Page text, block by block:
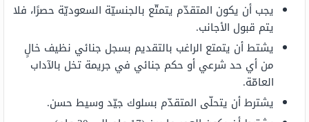
يجب أن يكون المتقدّم يتمتّع بالجنسيّة السعوديّة حصرًا، فلا
يتم قبول الأجانب.
يشتط أن يتمتع الراغب بالتقديم بسجل جنائي نظيف خالٍ
من أي حد شرعي أو حكم جنائي في جريمة تخل بالآداب
العامّة.
يشترط أن يتحلّى المتقدّم بسلوك جيّد وسيط حسن.